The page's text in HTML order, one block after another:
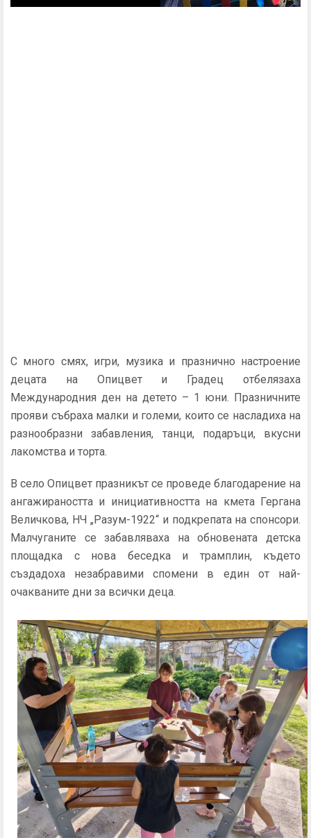
С много смях, игри, музика и празнично настроение
децата на Опицвет и Градец отбелязаха
Международния ден на детето – 1 юни. Празничните
прояви събраха малки и големи, които се насладиха на
разнообразни забавления, танци, подаръци, вкусни
лакомства и торта.
В село Опицвет празникът се проведе благодарение на
ангажираността и инициативността на кмета Гергана
Величкова, НЧ „Разум-1922“ и подкрепата на спонсори.
Малчуганите се забавляваха на обновената детска
площадка с нова беседка и трамплин, където
създадоха незабравими спомени в един от най-
очакваните дни за всички деца.